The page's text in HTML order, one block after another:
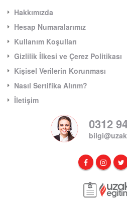
Hakkımızda
Hesap Numaralarımız
Kullanım Koşulları
Gizlilik İlkesi ve Çerez Politikası
Kişisel Verilerin Korunması
Nasıl Sertifika Alırım?
İletişim
0312